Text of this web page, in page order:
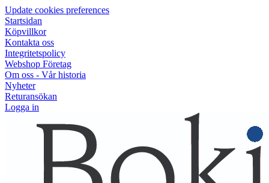
Update cookies preferences
Startsidan
Köpvillkor
Kontakta oss
Integritetspolicy
Webshop Företag
Om oss - Vår historia
Nyheter
Returansökan
Logga in